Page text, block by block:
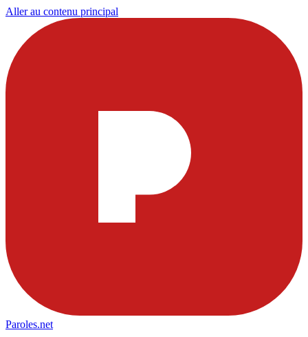
Aller au contenu principal
Paroles.net